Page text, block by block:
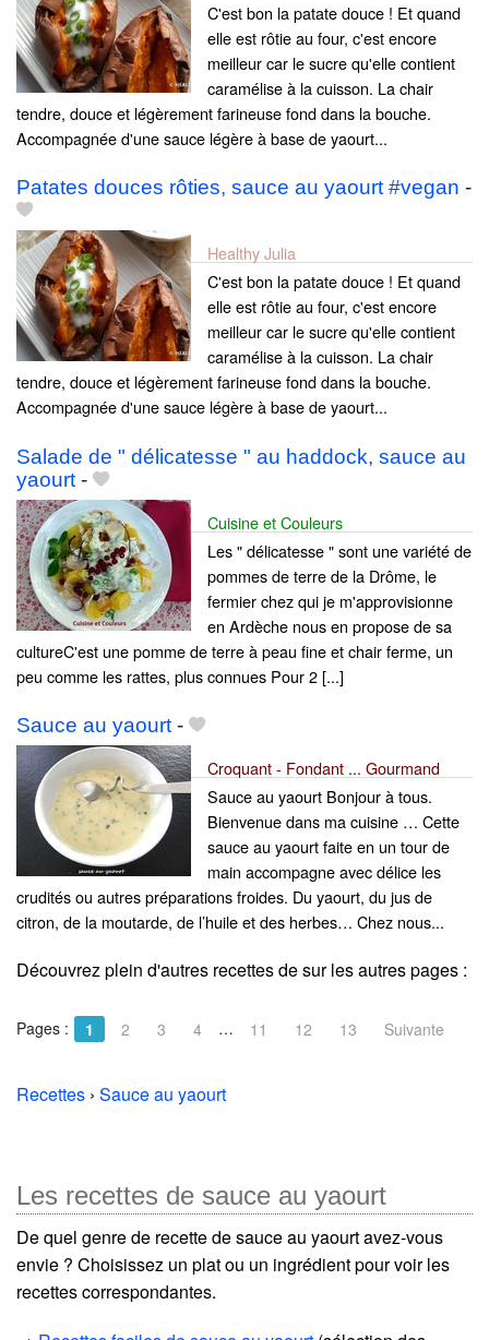
C'est bon la patate douce ! Et quand
elle est rôtie au four, c'est encore
meilleur car le sucre qu'elle contient
caramélise à la cuisson. La chair
tendre, douce et légèrement farineuse fond dans la bouche.
Accompagnée d'une sauce légère à base de yaourt...
Patates douces rôties, sauce au yaourt #vegan -
Healthy Julia
C'est bon la patate douce ! Et quand
elle est rôtie au four, c'est encore
meilleur car le sucre qu'elle contient
caramélise à la cuisson. La chair
tendre, douce et légèrement farineuse fond dans la bouche.
Accompagnée d'une sauce légère à base de yaourt...
Salade de " délicatesse " au haddock, sauce au
yaourt -
Cuisine et Couleurs
Les " délicatesse " sont une variété de
pommes de terre de la Drôme, le
fermier chez qui je m'approvisionne
en Ardèche nous en propose de sa
cultureC'est une pomme de terre à peau fine et chair ferme, un
peu comme les rattes, plus connues Pour 2 [...]
Sauce au yaourt -
Croquant - Fondant ... Gourmand
Sauce au yaourt Bonjour à tous.
Bienvenue dans ma cuisine … Cette
sauce au yaourt faite en un tour de
main accompagne avec délice les
crudités ou autres préparations froides. Du yaourt, du jus de
citron, de la moutarde, de l’huile et des herbes… Chez nous...
Découvrez plein d'autres recettes desur les autres pages :
Pages : 1 2 3 4 … 11 12 13 Suivante
Recettes › Sauce au yaourt
Les recettes de sauce au yaourt
De quel genre de recette de sauce au yaourt avez-vous
envie ? Choisissez un plat ou un ingrédient pour voir les
recettes correspondantes.